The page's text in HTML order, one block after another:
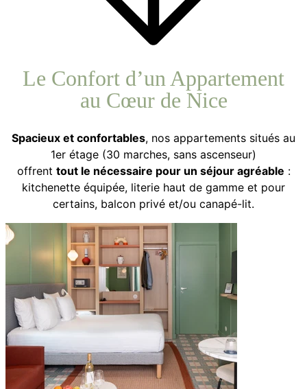
Le Confort d’un Appartement
au Cœur de Nice
Spacieux et confortables, nos appartements situés au
1er étage (30 marches, sans ascenseur)
offrent tout le nécessaire pour un séjour agréable :
kitchenette équipée, literie haut de gamme et pour
certains, balcon privé et/ou canapé-lit.